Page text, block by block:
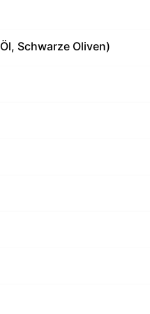
Schwarze Oliven)